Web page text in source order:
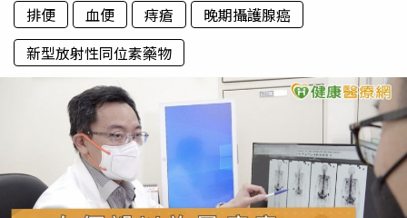
排便 血便 痔瘡
晚期攝護腺癌
新型放射性同位素藥物